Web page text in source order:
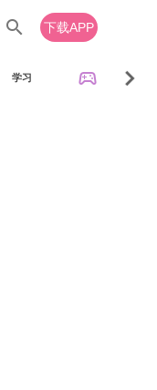
search 下载APP
学习 sports_esports chevron_right